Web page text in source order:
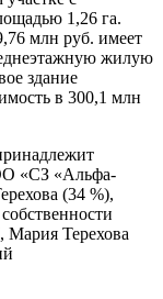
1,26 га.
млн руб. имеет
жилую
здание
в 300,1 млн
«СЗ «Альфа-
(34 %),
Терехова